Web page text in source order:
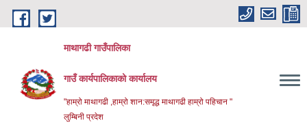
Skip to main content
माथागढी गाउँपालिका
गाउँ कार्यपालिकाको कार्यालय
"हाम्रो माथागढी ,हाम्रो शान:समृद्ध माथागढी हाम्रो पहिचान "
लुम्बिनी प्रदेश